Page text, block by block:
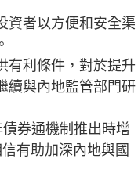
者以方便和安全渠
利條件，對於提升
續與內地監管部門研
券通機制推出時增
有助加深內地與國